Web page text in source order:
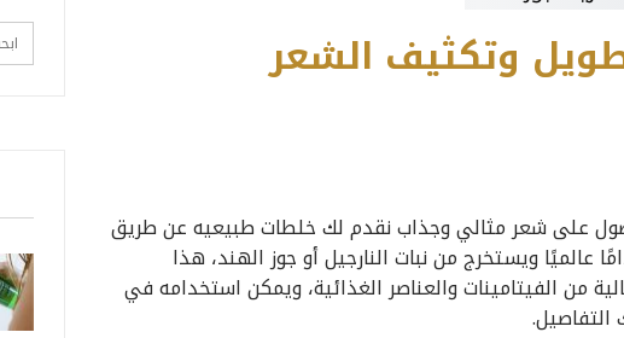
وتكثيف الشعر
على شعر مثالي وجذاب نقدم لك خلطات طبيعيه عن طريق
عالميًا ويستخرج من نبات النارجيل أو جوز الهند، هذا
من الفيتامينات والعناصر الغذائية، ويمكن استخدامه في
التفاصيل.